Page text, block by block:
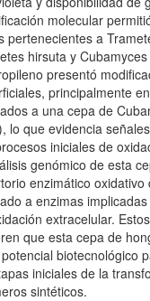
molecular
pertenecientes a
hirsuta y
presentó
principalmente
a una cepa de
lo que evidencia
iniciales de
genómico de esta
enzimático oxidativo
a enzimas
extracelular.
que esta cepa de
biotecnológico
iniciales de la
sintéticos.